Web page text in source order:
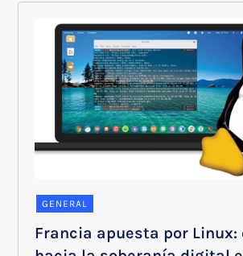
GENERAL
Francia apuesta por Linux: